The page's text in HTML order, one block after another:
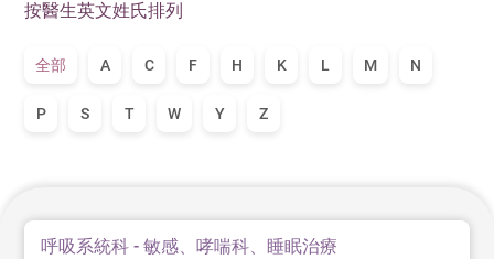
按醫生英文姓氏排列
全部 A C F H K L M N
P S T W Y Z
呼吸系統科 - 敏感、哮喘科、睡眠治療